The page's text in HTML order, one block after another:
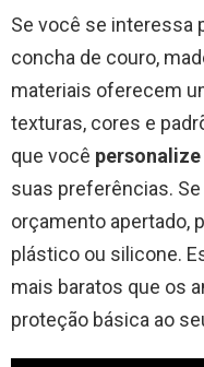
Se você se interessa
concha de couro,
materiais oferecem
texturas, cores e
que você
suas preferências.
orçamento apertado,
plástico ou silicone.
mais baratos que os
proteção básica ao